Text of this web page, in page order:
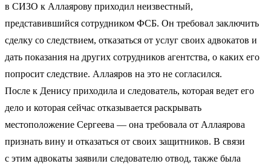
в СИЗО к Аллаярову приходил неизвестный,
представившийся сотрудником ФСБ. Он требовал заключить
сделку со следствием, отказаться от услуг своих адвокатов и
дать показания на других сотрудников агентства, о каких его
попросит следствие. Аллаяров на это не согласился.
После к Денису приходила и следователь, которая ведет его
дело и которая сейчас отказывается раскрывать
местоположение Сергеева — она требовала от Аллаярова
признать вину и отказаться от своих защитников. В связи
с этим адвокаты заявили следователю отвод, также была